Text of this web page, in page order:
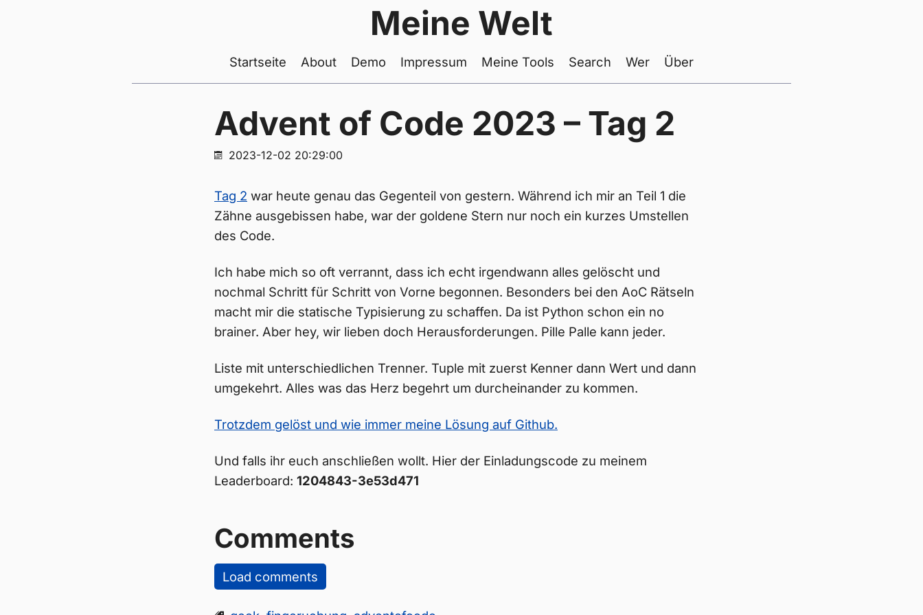
Meine Welt
Startseite About Demo Impressum Meine Tools Search Wer Über
Advent of Code 2023 – Tag 2
2023-12-02 20:29:00
Tag 2 war heute genau das Gegenteil von gestern. Während ich mir an Teil 1 die
Zähne ausgebissen habe, war der goldene Stern nur noch ein kurzes Umstellen
des Code.
Ich habe mich so oft verrannt, dass ich echt irgendwann alles gelöscht und
nochmal Schritt für Schritt von Vorne begonnen. Besonders bei den AoC Rätseln
macht mir die statische Typisierung zu schaffen. Da ist Python schon ein no
brainer. Aber hey, wir lieben doch Herausforderungen. Pille Palle kann jeder.
Liste mit unterschiedlichen Trenner. Tuple mit zuerst Kenner dann Wert und dann
umgekehrt. Alles was das Herz begehrt um durcheinander zu kommen.
Trotzdem gelöst und wie immer meine Lösung auf Github.
Und falls ihr euch anschließen wollt. Hier der Einladungscode zu meinem
Leaderboard: 1204843-3e53d471
Comments
Load comments